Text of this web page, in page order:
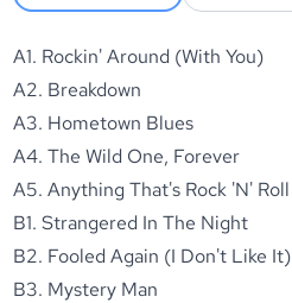
A1. Rockin' Around (With You)
A2. Breakdown
A3. Hometown Blues
A4. The Wild One, Forever
A5. Anything That's Rock 'N' Roll
B1. Strangered In The Night
B2. Fooled Again (I Don't Like It)
B3. Mystery Man